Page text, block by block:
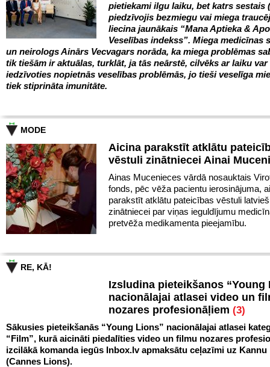
pietiekami ilgu laiku, bet katrs sestais
piedzīvojis bezmiegu vai miega
liecina jaunākais “Mana Aptieka &
Veselības indekss”. Miega medicīnas
un neirologs Ainārs Vecvagars norāda, ka miega problēmas
tik tiešām ir aktuālas, turklāt, ja tās neārstē, cilvēks ar laiku var
iedzīvoties nopietnās veselības problēmās, jo tieši veselīga
tiek stiprināta imunitāte.
MODE
Aicina parakstīt atklātu
vēstuli zinātniecei Ainai
Ainas Mucenieces vārdā nosauktais
fonds, pēc vēža pacientu ierosinājuma,
parakstīt atklātu pateicības vēstuli
zinātniecei par viņas ieguldījumu
pretvēža medikamenta pieejamību.
RE, KĀ!
Izsludina pieteikšanos “Young
nacionālajai atlasei video un
nozares profesionāļiem (3)
Sākusies pieteikšanās “Young Lions” nacionālajai atlasei
“Film”, kurā aicināti piedalīties video un filmu nozares
izcilākā komanda iegūs Inbox.lv apmaksātu ceļazīmi uz Kannu
(Cannes Lions).